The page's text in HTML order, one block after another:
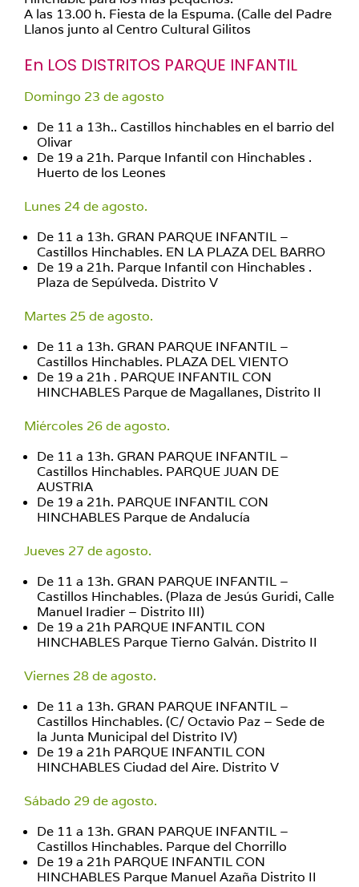
A las 13.00 h. Fiesta de la Espuma. (Calle del Padre
Llanos junto al Centro Cultural Gilitos
En LOS DISTRITOS PARQUE INFANTIL
Domingo 23 de agosto
De 11 a 13h.. Castillos hinchables en el barrio del
Olivar
De 19 a 21h. Parque Infantil con Hinchables .
Huerto de los Leones
Lunes 24 de agosto.
De 11 a 13h. GRAN PARQUE INFANTIL –
Castillos Hinchables. EN LA PLAZA DEL BARRO
De 19 a 21h. Parque Infantil con Hinchables .
Plaza de Sepúlveda. Distrito V
Martes 25 de agosto.
De 11 a 13h. GRAN PARQUE INFANTIL –
Castillos Hinchables. PLAZA DEL VIENTO
De 19 a 21h . PARQUE INFANTIL CON
HINCHABLES Parque de Magallanes, Distrito II
Miércoles 26 de agosto.
De 11 a 13h. GRAN PARQUE INFANTIL –
Castillos Hinchables. PARQUE JUAN DE
AUSTRIA
De 19 a 21h. PARQUE INFANTIL CON
HINCHABLES Parque de Andalucía
Jueves 27 de agosto.
De 11 a 13h. GRAN PARQUE INFANTIL –
Castillos Hinchables. (Plaza de Jesús Guridi, Calle
Manuel Iradier – Distrito III)
De 19 a 21h PARQUE INFANTIL CON
HINCHABLES Parque Tierno Galván. Distrito II
Viernes 28 de agosto.
De 11 a 13h. GRAN PARQUE INFANTIL –
Castillos Hinchables. (C/ Octavio Paz – Sede de
la Junta Municipal del Distrito IV)
De 19 a 21h PARQUE INFANTIL CON
HINCHABLES Ciudad del Aire. Distrito V
Sábado 29 de agosto.
De 11 a 13h. GRAN PARQUE INFANTIL –
Castillos Hinchables. Parque del Chorrillo
De 19 a 21h PARQUE INFANTIL CON
HINCHABLES Parque Manuel Azaña Distrito II